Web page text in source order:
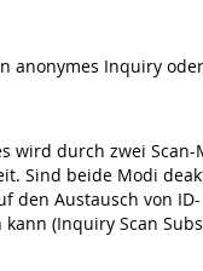
anonymes Inquiry
durch zwei
Sind beide Modi
Austausch von ID-
(Inquiry Scan